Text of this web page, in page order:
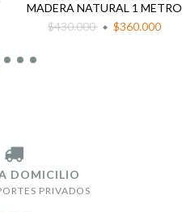
MADERA NATURAL 1 METRO
$430.000
$360.000
DOMICILIO
PRIVADOS